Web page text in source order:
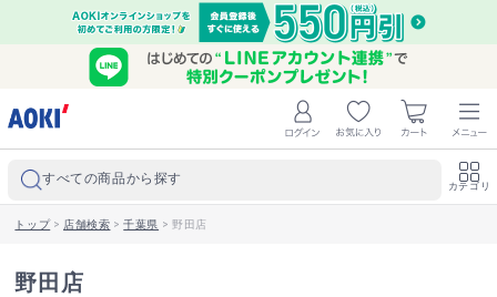
すべての商品から探す カテゴリ
トップ> 店舗検索 >千葉県 > 野田店
野田店